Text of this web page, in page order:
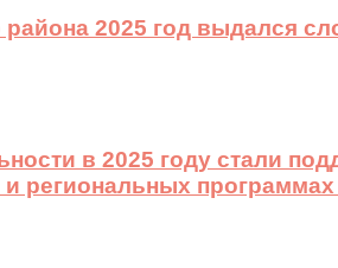
2025 год выдался
в 2025 году стали
региональных программах